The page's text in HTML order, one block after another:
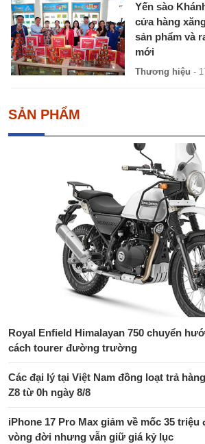
Yến sào
cửa hàng
sản phẩm và
mới
Thương hiệu -
SẢN PHẨM
Royal Enfield Himalayan 750 chuyển
cách tourer đường trường
Các đại lý tại Việt Nam đồng loạt trả
Z8 từ 0h ngày 8/8
iPhone 17 Pro Max giảm về mốc 35
vòng đời nhưng vẫn giữ giá kỷ lục